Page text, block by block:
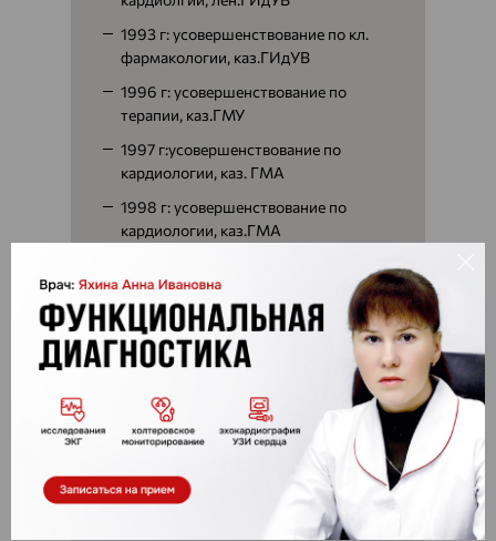
1993 г: усовершенствование по кл.
фармакологии, каз.ГИдУВ
1996 г: усовершенствование по
терапии, каз.ГМУ
1997 г:усовершенствование по
кардиологии, каз. ГМА
1998 г: усовершенствование по
кардиологии, каз.ГМА
кардиологии, каз.ГМА
2003 г: усовершенствование по
кардиологии, каз.ГМА
2004 г: усовершенствование по МСЭ,
каз.ГМА
2004 г: усовершенствование по ОЗД
2007 г: усовершенствование по